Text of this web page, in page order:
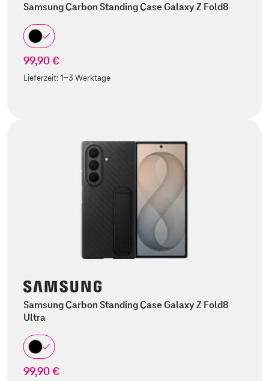
Samsung Carbon Standing Case Galaxy Z Fold8
99,90 €
Lieferzeit:1-3 Werktage
Samsung Carbon Standing Case Galaxy Z Fold8
Ultra
99,90 €